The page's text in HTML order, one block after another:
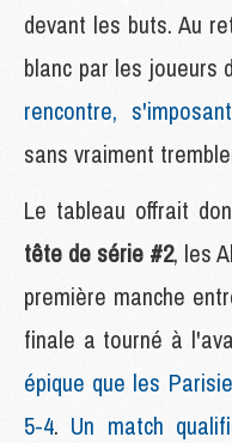
devant les buts. Au
blanc par les joueurs
rencontre,
sans vraiment
Le tableau offrait
tête de série #2, les
première manche
finale a tourné à
épique que les
5-4. Un match